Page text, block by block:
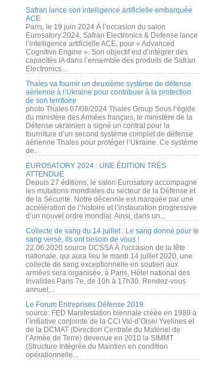
Safran lance son intelligence artificielle embarquée
ACE
Paris, le 19 juin 2024 À l’occasion du salon
Eurosatory 2024, Safran Electronics & Defense lance
l’intelligence artificielle ACE, pour « Advanced
Cognitive Engine ». Son objectif est d’intégrer des
capacités IA dans l’ensemble des produits de Safran
Electronics...
Thales va fournir un deuxième système de défense
aérienne à l’Ukraine pour contribuer à la protection
de son territoire
photo Thales 07/06/2024 Thales Group Sous l’égide
du ministère des Armées français, le ministère de la
Défense ukrainien a signé un contrat pour la
fourniture d’un second système complet de défense
aérienne Thales pour protéger l’Ukraine. Ce système
de...
EUROSATORY 2024 : UNE ÉDITION TRÈS
ATTENDUE
Depuis 27 éditions, le salon Eurosatory accompagne
les mutations mondiales du secteur de la Défense et
de la Sécurité. Notre décennie est marquée par une
accélération de l’histoire et l’instauration progressive
d’un nouvel ordre mondial. Ainsi, dans un...
Collecte de sang du 14 juillet : Le sang donné pour le
sang versé, ils ont besoin de vous !
22.06.2020 source DCSSA À l'occasion de la fête
nationale, qui aura lieu le mardi 14 juillet 2020, une
collecte de sang exceptionnelle en soutien aux
armées sera organisée, à Paris, Hôtel national des
Invalides Paris 7e, de 10h à 17h30. Rendez-vous
annuel,...
Le Forum Entreprises Défense 2019
source: FED Manifestation biennale créée en 1989 à
l’initiative conjointe de la CCI Val-d’Oise/ Yvelines et
de la DCMAT (Direction Centrale du Matériel de
l’Armée de Terre) devenue en 2010 la SIMMT
(Structure Intégrée du Maintien en condition
opérationnelle...